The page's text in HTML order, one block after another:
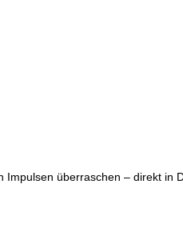
überraschen – direkt in